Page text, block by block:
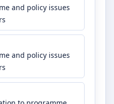
and policy issues
and policy issues